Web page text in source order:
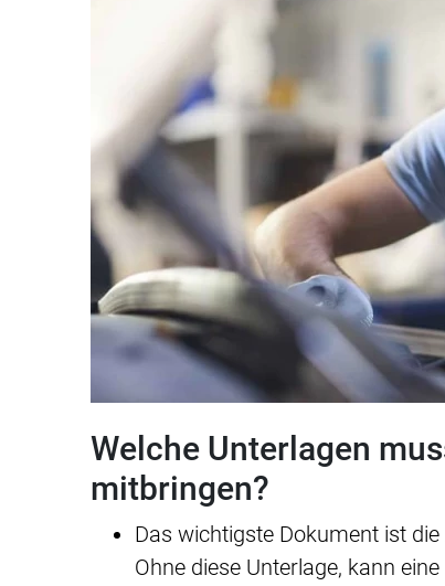
Welche Unterlagen
mitbringen?
Das wichtigste Dokument ist die
Ohne diese Unterlage, kann